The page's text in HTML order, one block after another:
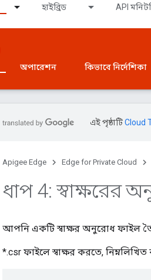
হাইব্রিড API
অপারেশন কিভাবে নির্দেশিকা
এই পৃষ্ঠাটিCloud
Apigee Edge Edge for Private Cloud
ধাপ 4: স্বাক্ষরের
আপনি একটি স্বাক্ষর অনুরোধ ফাইল
*.csr ফাইলে স্বাক্ষর করতে, নিম্নলিখিত